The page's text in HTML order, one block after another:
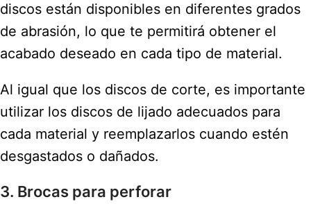
discos están disponibles en diferentes grados
de abrasión, lo que te permitirá obtener el
acabado deseado en cada tipo de material.
Al igual que los discos de corte, es importante
utilizar los discos de lijado adecuados para
cada material y reemplazarlos cuando estén
desgastados o dañados.
3. Brocas para perforar